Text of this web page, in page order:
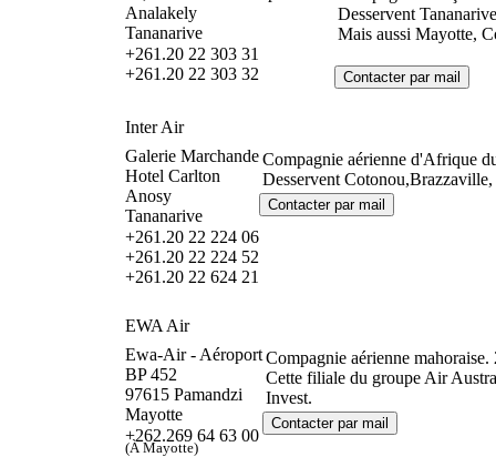
Analakely
Tananarive
+261.20 22 303 31
+261.20 22 303 32
Desservent
Mais aussi Mayotte,
Inter Air
Galerie Marchande
Hotel Carlton
Anosy
Tananarive
+261.20 22 224 06
+261.20 22 224 52
+261.20 22 624 21
Compagnie aérienne d'Afrique
Desservent
EWA Air
Ewa-Air - Aéroport
BP 452
97615 Pamandzi
Mayotte
+262.269 64 63 00
(À Mayotte)
Compagnie aérienne
Cette filiale du groupe Air
Invest.